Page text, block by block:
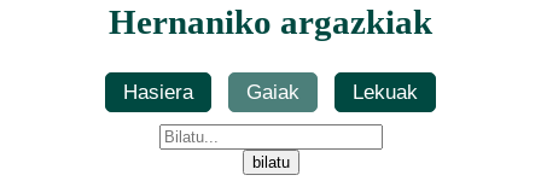
Hernaniko argazkiak
Hasiera Gaiak Lekuak